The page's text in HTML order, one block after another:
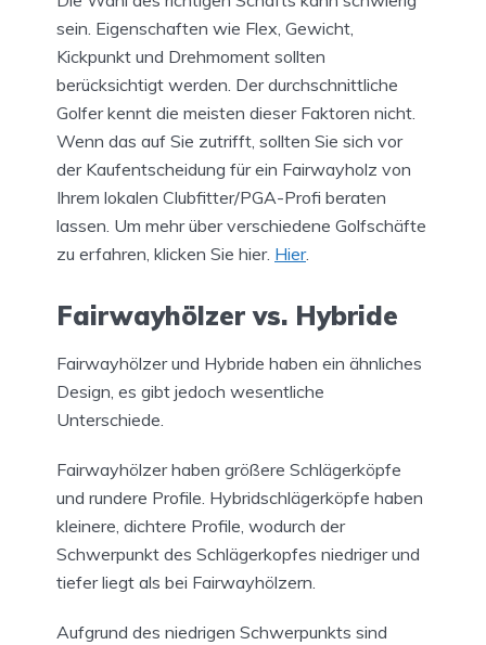
sein. Eigenschaften wie Flex, Gewicht,
Kickpunkt und Drehmoment sollten
berücksichtigt werden. Der durchschnittliche
Golfer kennt die meisten dieser Faktoren nicht.
Wenn das auf Sie zutrifft, sollten Sie sich vor
der Kaufentscheidung für ein Fairwayholz von
Ihrem lokalen Clubfitter/PGA-Profi beraten
lassen. Um mehr über verschiedene Golfschäfte
zu erfahren, klicken Sie hier. Hier.
Fairwayhölzer vs. Hybride
Fairwayhölzer und Hybride haben ein ähnliches
Design, es gibt jedoch wesentliche
Unterschiede.
Fairwayhölzer haben größere Schlägerköpfe
und rundere Profile. Hybridschlägerköpfe haben
kleinere, dichtere Profile, wodurch der
Schwerpunkt des Schlägerkopfes niedriger und
tiefer liegt als bei Fairwayhölzern.
Aufgrund des niedrigen Schwerpunkts sind